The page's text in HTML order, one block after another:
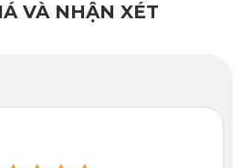
VÀ NHẬN XÉT